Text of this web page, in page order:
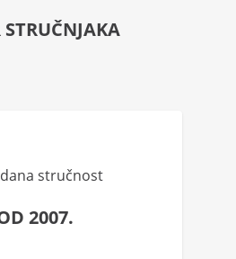
stručnost
2007.